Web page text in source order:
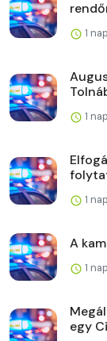
1
1
1
A
1
egy